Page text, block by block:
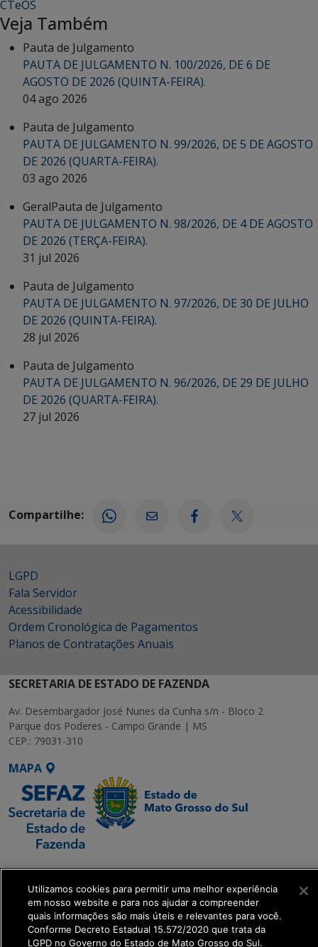
CTeOS
Veja Também
Pauta de Julgamento
PAUTA DE JULGAMENTO N. 100/2026, DE 6 DE
AGOSTO DE 2026 (QUINTA-FEIRA).
04 ago 2026
Pauta de Julgamento
PAUTA DE JULGAMENTO N. 99/2026, DE 5 DE AGOSTO
DE 2026 (QUARTA-FEIRA).
03 ago 2026
GeralPauta de Julgamento
PAUTA DE JULGAMENTO N. 98/2026, DE 4 DE AGOSTO
DE 2026 (TERÇA-FEIRA).
31 jul 2026
Pauta de Julgamento
PAUTA DE JULGAMENTO N. 97/2026, DE 30 DE JULHO
DE 2026 (QUINTA-FEIRA).
28 jul 2026
Pauta de Julgamento
PAUTA DE JULGAMENTO N. 96/2026, DE 29 DE JULHO
DE 2026 (QUARTA-FEIRA).
27 jul 2026
Compartilhe:
LGPD
Fala Servidor
Acessibilidade
Ordem Cronológica de Pagamentos
Planos de Contratações Anuais
SECRETARIA DE ESTADO DE FAZENDA
Av. Desembargador José Nunes da Cunha s/n - Bloco 2
Parque dos Poderes - Campo Grande | MS
CEP.: 79031-310
MAPA
SETDIG | Secretaria-
Executiva de
Transformação Digital
get_footer();
Utilizamos cookies para permitir uma melhor experiência
em nosso website e para nos ajudar a compreender
quais informações são mais úteis e relevantes para você.
Conforme Decreto Estadual 15.572/2020 que trata da
LGPD no Governo do Estado de Mato Grosso do Sul.